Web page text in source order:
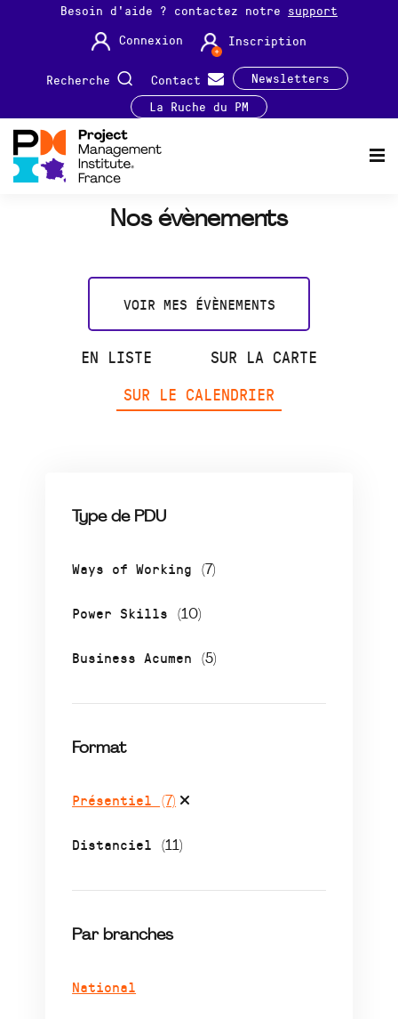
Besoin d'aide ? contactez notre support
Connexion
Inscription
Recherche Contact
Newsletters
La Ruche du PM
Nos évènements
VOIR MES ÉVÈNEMENTS
EN LISTE
SUR LA CARTE
SUR LE CALENDRIER
Type de PDU
Ways of Working (7)
Power Skills (10)
Business Acumen (5)
Format
Présentiel (7)
Distanciel (11)
Par branches
National